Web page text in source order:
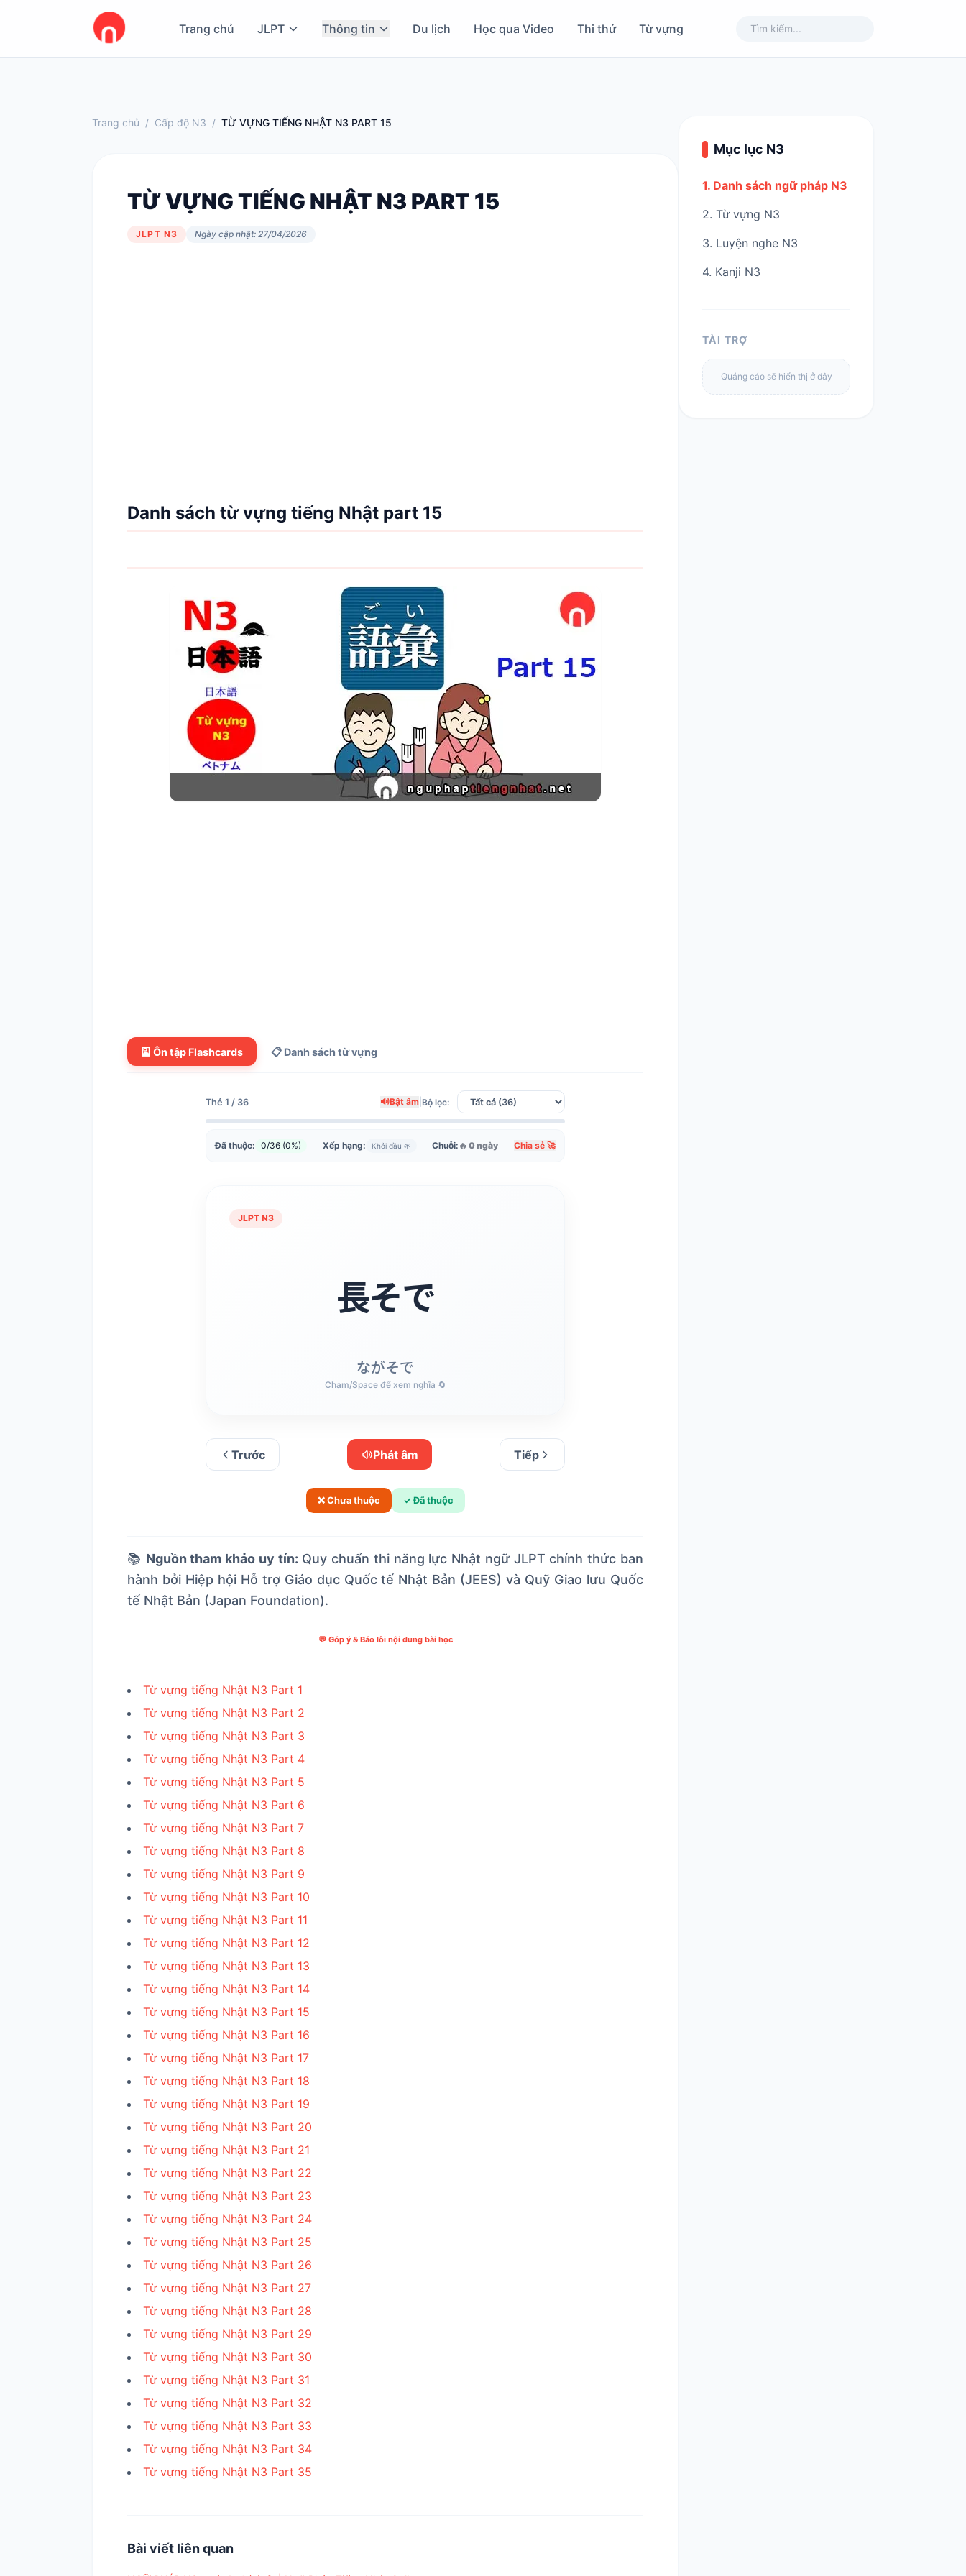
Trang chủ JLPT Thông tin Du lịch Học qua Video Thi thử Từ vựng
Trang chủ / Cấp độ N3 / TỪ VỰNG TIẾNG NHẬT N3 PART 15
TỪ VỰNG TIẾNG NHẬT N3 PART 15
JLPT N3 Ngày cập nhật: 27/04/2026
Danh sách từ vựng tiếng Nhật part 15
🎴 Ôn tập Flashcards 📋 Danh sách từ vựng
Thẻ 1 / 36 🔊Bật âm Bộ lọc:
Đã thuộc: 0/36 (0%) Xếp hạng: Khởi đầu 🌱 Chuỗi: 🔥 0 ngày Chia sẻ 🚀
JLPT N3
長そで
ながそで
Chạm/Space để xem nghĩa 🔄
Chạm/Space để lật lại 🔄
Trước Phát âm Tiếp
❌ Chưa thuộc ✓ Đã thuộc
📚 Nguồn tham khảo uy tín: Quy chuẩn thi năng lực Nhật ngữ JLPT chính thức ban
hành bởi Hiệp hội Hỗ trợ Giáo dục Quốc tế Nhật Bản (JEES) và Quỹ Giao lưu Quốc
tế Nhật Bản (Japan Foundation).
💬 Góp ý & Báo lỗi nội dung bài học
Từ vựng tiếng Nhật N3 Part 1
Từ vựng tiếng Nhật N3 Part 2
Từ vựng tiếng Nhật N3 Part 3
Từ vựng tiếng Nhật N3 Part 4
Từ vựng tiếng Nhật N3 Part 5
Từ vựng tiếng Nhật N3 Part 6
Từ vựng tiếng Nhật N3 Part 7
Từ vựng tiếng Nhật N3 Part 8
Từ vựng tiếng Nhật N3 Part 9
Từ vựng tiếng Nhật N3 Part 10
Từ vựng tiếng Nhật N3 Part 11
Từ vựng tiếng Nhật N3 Part 12
Từ vựng tiếng Nhật N3 Part 13
Từ vựng tiếng Nhật N3 Part 14
Từ vựng tiếng Nhật N3 Part 15
Từ vựng tiếng Nhật N3 Part 16
Từ vựng tiếng Nhật N3 Part 17
Từ vựng tiếng Nhật N3 Part 18
Từ vựng tiếng Nhật N3 Part 19
Từ vựng tiếng Nhật N3 Part 20
Từ vựng tiếng Nhật N3 Part 21
Từ vựng tiếng Nhật N3 Part 22
Từ vựng tiếng Nhật N3 Part 23
Từ vựng tiếng Nhật N3 Part 24
Từ vựng tiếng Nhật N3 Part 25
Từ vựng tiếng Nhật N3 Part 26
Từ vựng tiếng Nhật N3 Part 27
Từ vựng tiếng Nhật N3 Part 28
Từ vựng tiếng Nhật N3 Part 29
Từ vựng tiếng Nhật N3 Part 30
Từ vựng tiếng Nhật N3 Part 31
Từ vựng tiếng Nhật N3 Part 32
Từ vựng tiếng Nhật N3 Part 33
Từ vựng tiếng Nhật N3 Part 34
Từ vựng tiếng Nhật N3 Part 35
Bài viết liên quan
Mục lục N3
1. Danh sách ngữ pháp N3
2. Từ vựng N3
3. Luyện nghe N3
4. Kanji N3
TÀI TRỢ
Quảng cáo sẽ hiển thị ở đây